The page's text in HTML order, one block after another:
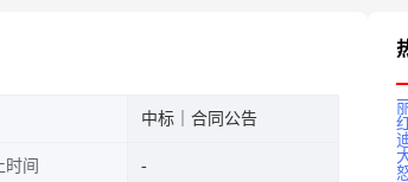
中标｜合同公告
间